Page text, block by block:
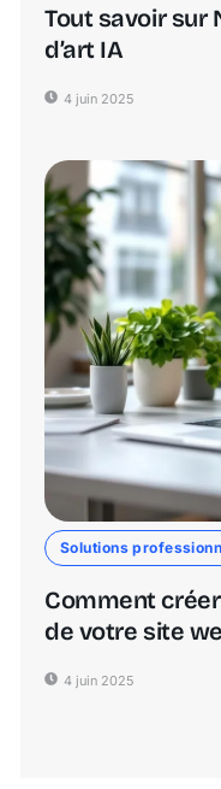
Tout savoir sur
d’art IA
4 juin 2025
Solutions
Comment
de votre site
4 juin 2025